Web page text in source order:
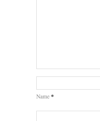
Name *